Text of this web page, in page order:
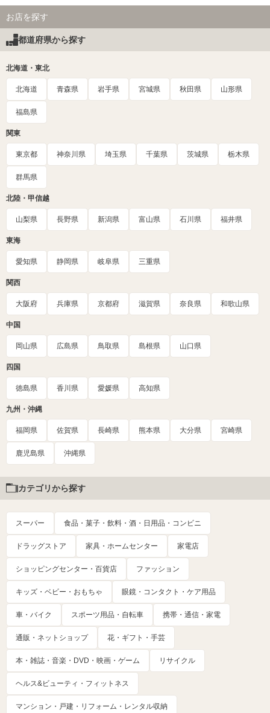
お店を探す
都道府県から探す
北海道・東北
北海道 青森県 岩手県 宮城県 秋田県 山形県
福島県
関東
東京都 神奈川県 埼玉県 千葉県 茨城県 栃木県
群馬県
北陸・甲信越
山梨県 長野県 新潟県 富山県 石川県 福井県
東海
愛知県 静岡県 岐阜県 三重県
関西
大阪府 兵庫県 京都府 滋賀県 奈良県 和歌山県
中国
岡山県 広島県 鳥取県 島根県 山口県
四国
徳島県 香川県 愛媛県 高知県
九州・沖縄
福岡県 佐賀県 長崎県 熊本県 大分県 宮崎県
鹿児島県 沖縄県
カテゴリから探す
スーパー 食品・菓子・飲料・酒・日用品・コンビニ
ドラッグストア 家具・ホームセンター 家電店
ショッピングセンター・百貨店 ファッション
キッズ・ベビー・おもちゃ 眼鏡・コンタクト・ケア用品
車・バイク スポーツ用品・自転車 携帯・通信・家電
通販・ネットショップ 花・ギフト・手芸
本・雑誌・音楽・DVD・映画・ゲーム リサイクル
ヘルス&ビューティ・フィットネス
マンション・戸建・リフォーム・レンタル収納